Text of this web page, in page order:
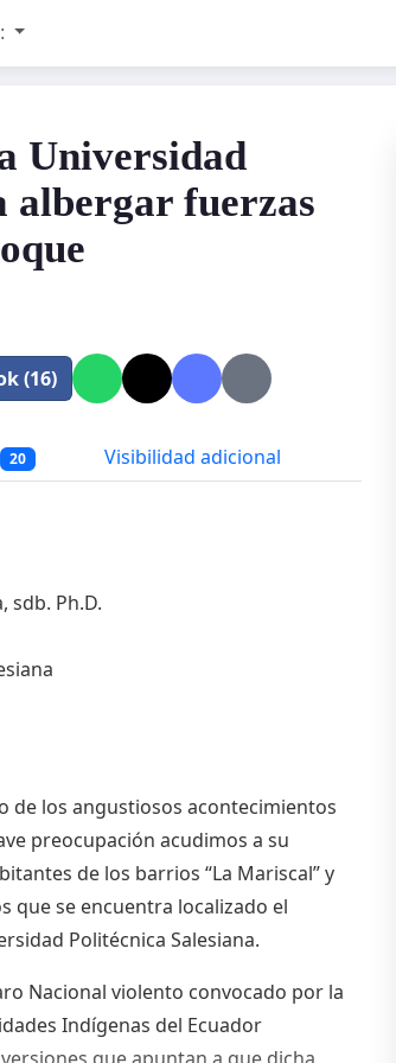
Universidad
albergar fuerzas
(16)
20 Visibilidad adicional
sdb. Ph.D.
de los angustiosos acontecimientos
preocupación acudimos a su
de los barrios “La Mariscal” y
que se encuentra localizado el
Politécnica Salesiana.
Nacional violento convocado por la
Indígenas del Ecuador